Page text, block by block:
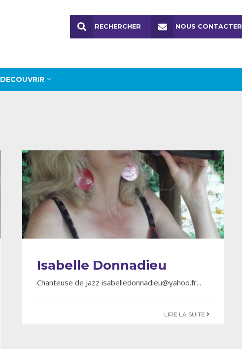
DECOUVRIR
RECHERCHER NOUS CONTACTER
Isabelle Donnadieu
Chanteuse de Jazz isabelledonnadieu@yahoo.fr...
LIRE LA SUITE